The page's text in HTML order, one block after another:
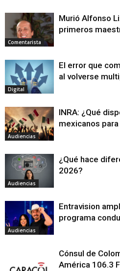
Comentarista
Murió Alfonso
primeros
Digital
El error que
al volverse
Audiencias
INRA: ¿Qué
mexicanos
Audiencias
¿Qué hace
2026?
Audiencias
Entravision
programa
Cónsul de
América 106.3